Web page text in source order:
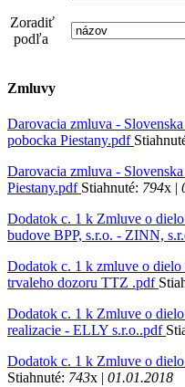
Zoradiť
podľa
Zmluvy
Darovacia zmluva -
pobocka Piestany.pdf
Darovacia zmluva -
Piestany.pdf Stiahnuté: 794x |
Dodatok c. 1 k Zmluve o
budove BPP, s.r.o. - ZINN,
Dodatok c. 1 k zmluve o dielo
trvaleho dozoru TTZ .pdf
Dodatok c. 1 k Zmluve o
realizacie - ELLY s.r.o..pdf
Dodatok c. 1 k Zmluve o
Stiahnuté: 743x | 01.01.2018